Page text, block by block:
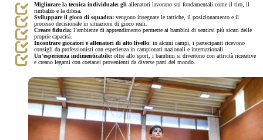
Migliorare la tecnica individuale: gli allenatori lavorano sui fondamentali come il tiro, il
rimbalzo e la difesa.
Sviluppare il gioco di squadra: vengono insegnate le tattiche, il posizionamento e il
processo decisionale in situazioni di gioco reali.
Creare fiducia: l’ambiente di apprendimento permette ai bambini di sentirsi più sicuri delle
proprie capacità.
Incontrare giocatori e allenatori di alto livello: in alcuni campi, i partecipanti ricevono
consigli da professionisti con esperienza in campionati nazionali e internazionali.
Un’esperienza indimenticabile: oltre allo sport, i bambini si divertono con attività ricreative
e creano legami con coetanei provenienti da diverse parti del mondo.